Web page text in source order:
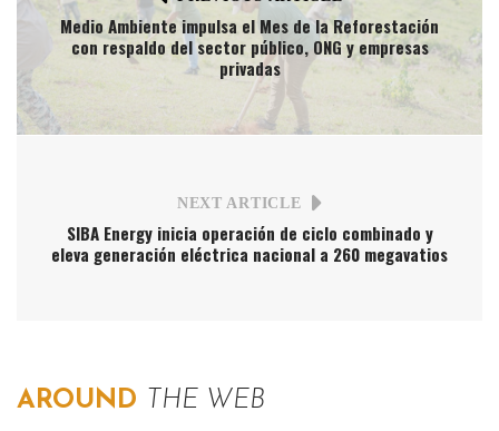
Medio Ambiente impulsa el Mes de la Reforestación
con respaldo del sector público, ONG y empresas
privadas
NEXT ARTICLE
SIBA Energy inicia operación de ciclo combinado y
eleva generación eléctrica nacional a 260 megavatios
AROUND THE WEB